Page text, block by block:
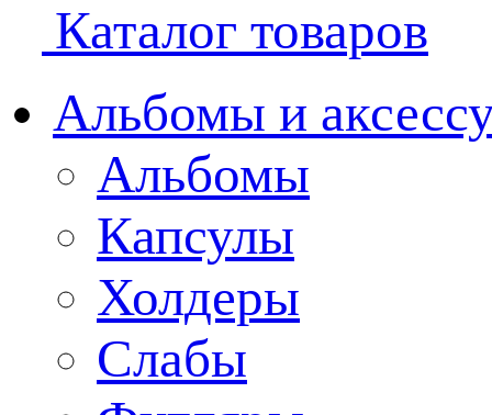
Каталог товаров
Альбомы и
Альбомы
Капсулы
Холдеры
Слабы